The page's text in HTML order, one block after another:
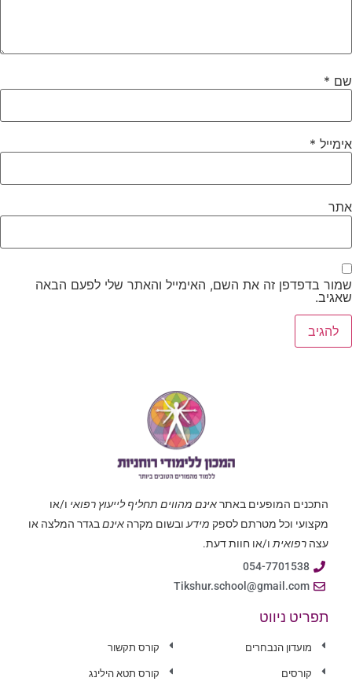
שם *
אימייל *
אתר
שמור בדפדפן זה את השם, האימייל והאתר שלי לפעם הבאה
שאגיב.
התכנים המופעים באתראינם מהווים תחליף לייעוץ רפואי ו/או
מקצועי וכל מטרתם לספק מידעובשום מקרה אינםבגדר המלצה או
עצה רפואיתו/או חוות דעת.
054-7701538
Tikshur.school@gmail.com
תפריט ניווט
מועדון הנבחרים
קורסים
קורס תקשור
קורס תטא הילינג